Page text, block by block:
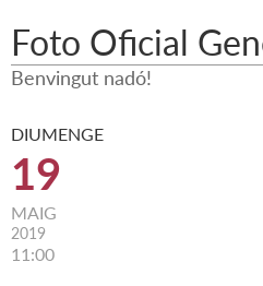
Foto Oficial
Benvingut nadó!
DIUMENGE
19
MAIG
2019
11:00